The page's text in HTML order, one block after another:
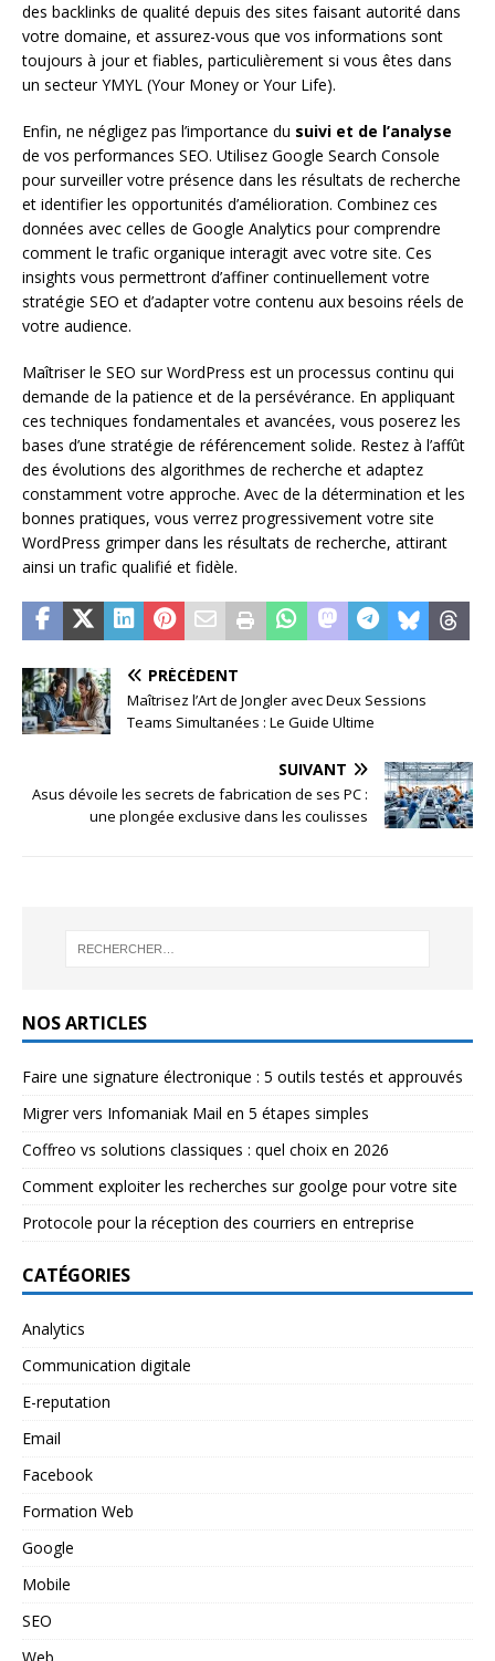
des backlinks de qualité depuis des sites faisant autorité dans
votre domaine, et assurez-vous que vos informations sont
toujours à jour et fiables, particulièrement si vous êtes dans
un secteur YMYL (Your Money or Your Life).
Enfin, ne négligez pas l’importance du suivi et de l’analyse
de vos performances SEO. Utilisez Google Search Console
pour surveiller votre présence dans les résultats de recherche
et identifier les opportunités d’amélioration. Combinez ces
données avec celles de Google Analytics pour comprendre
comment le trafic organique interagit avec votre site. Ces
insights vous permettront d’affiner continuellement votre
stratégie SEO et d’adapter votre contenu aux besoins réels de
votre audience.
Maîtriser le SEO sur WordPress est un processus continu qui
demande de la patience et de la persévérance. En appliquant
ces techniques fondamentales et avancées, vous poserez les
bases d’une stratégie de référencement solide. Restez à l’affût
des évolutions des algorithmes de recherche et adaptez
constamment votre approche. Avec de la détermination et les
bonnes pratiques, vous verrez progressivement votre site
WordPress grimper dans les résultats de recherche, attirant
ainsi un trafic qualifié et fidèle.
PRÉCÉDENT
Maîtrisez l’Art de Jongler avec Deux Sessions
Teams Simultanées : Le Guide Ultime
SUIVANT
Asus dévoile les secrets de fabrication de ses PC :
une plongée exclusive dans les coulisses
NOS ARTICLES
Faire une signature électronique : 5 outils testés et approuvés
Migrer vers Infomaniak Mail en 5 étapes simples
Coffreo vs solutions classiques : quel choix en 2026
Comment exploiter les recherches sur goolge pour votre site
Protocole pour la réception des courriers en entreprise
CATÉGORIES
Analytics
Communication digitale
E-reputation
Email
Facebook
Formation Web
Google
Mobile
SEO